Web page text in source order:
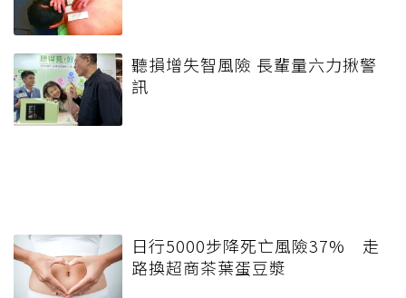
聽損增失智風險 長輩量六力揪警
訊
日行5000步降死亡風險37% 走
路換超商茶葉蛋豆漿